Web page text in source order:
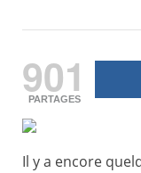
901
PARTAGES
Il y a encore